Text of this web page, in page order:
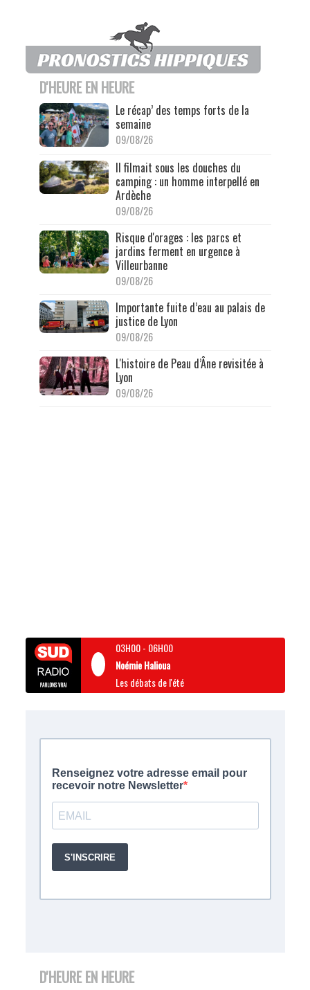
D'HEURE EN HEURE
Le récap’ des temps forts de la
semaine
09/08/26
Il filmait sous les douches du
camping : un homme interpellé en
Ardèche
09/08/26
Risque d'orages : les parcs et
jardins ferment en urgence à
Villeurbanne
09/08/26
Importante fuite d’eau au palais de
justice de Lyon
09/08/26
L'histoire de Peau d’Âne revisitée à
Lyon
09/08/26
03H00- 06H00
Noémie Halioua
Les débats de l'été
D'HEURE EN HEURE